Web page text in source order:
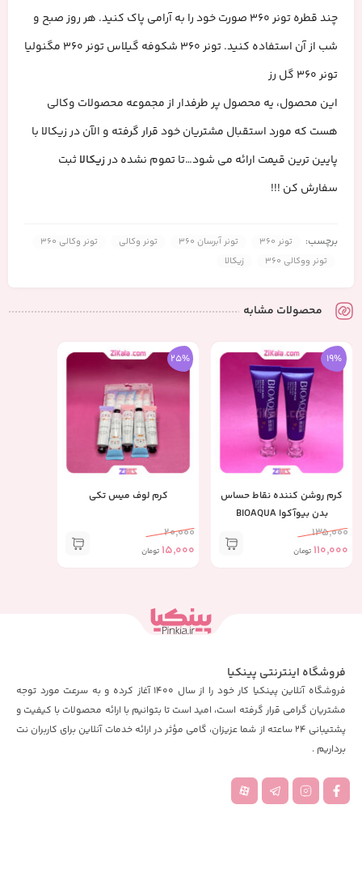
چند قطره تونر 360 صورت خود را به آرامی پاک کنید. هر روز صبح و
شب از آن استفاده کنید. تونر 360 شکوفه گیلاس تونر 360 مگنولیا
تونر 360 گل رز
این محصول، یه محصول پر طرفدار از مجموعه محصولات وکالی
هست که مورد استقبال مشتریان خود قرار گرفته و الآن در زیکالا با
پایین ترین قیمت ارائه می شود…تا تموم نشده درزیکالاثبت
سفارش کن !!!
برچسب: تونر 360 تونر آبرسان 360 تونر وکالی
تونر وکالی 360
تونر ووکالی 360
زیکالا
محصولات مشابه
19%
کرم روشن کننده نقاط حساس
بدن بیوآکوا BIOAQUA
135,000
110,000 تومان
25%
کرم لوف میس تکی
20,000
15,000 تومان
فروشگاه اینترنتی پینکیا
فروشگاه آنلاین پینکیا کار خود را از سال 1400 آغاز کرده و به سرعت مورد توجه
مشتریان گرامی قرار گرفته است، امید است تا بتوانیم با ارائه محصولات با کیفیت و
پشتیبانی 24 ساعته از شما عزیزان، گامی مؤثر در ارائه خدمات آنلاین برای کاربران نت
برداریم .